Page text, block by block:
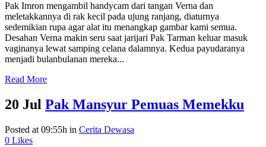
Pak Imron mengambil handycam dari tangan Verna dan
meletakkannya di rak kecil pada ujung ranjang, diaturnya
sedemikian rupa agar alat itu menangkap gambar kami semua.
Desahan Verna makin seru saat jarijari Pak Tarman keluar masuk
vaginanya lewat samping celana dalamnya. Kedua payudaranya
menjadi bulanbulanan mereka...
Read More
20 Jul Pak Mansyur Pemuas Memekku
Posted at 09:55h in Cerita Dewasa
0 Likes